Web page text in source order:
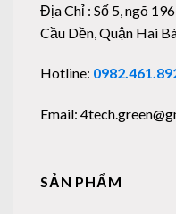
Địa Chỉ : Số 5, ngõ
Cầu Dền, Quận Hai
Hotline:
Email:
SẢN PHẨM